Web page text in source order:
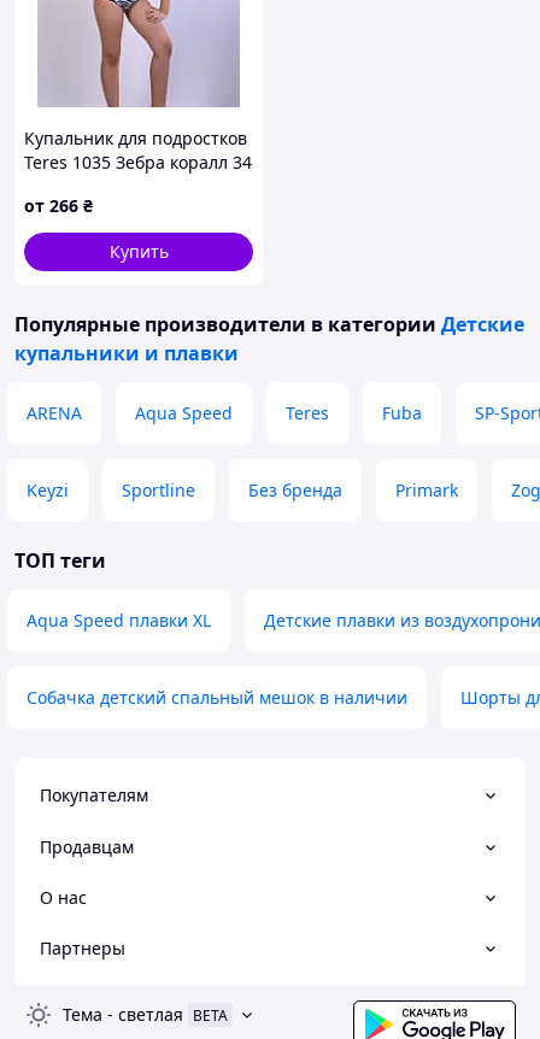
Купальник для подростков
Teres 1035 Зебра коралл 34
от 266 ₴
Купить
Популярные производители в категории Детские
купальники и плавки
ARENA Aqua Speed Teres Fuba SP-
Keyzi Sportline Без бренда Primark
ТОП теги
Aqua Speed плавки XL Детские плавки из
Собачка детский спальный мешок в наличии Шорты
Покупателям
Продавцам
О нас
Партнеры
Тема - светлая BETA